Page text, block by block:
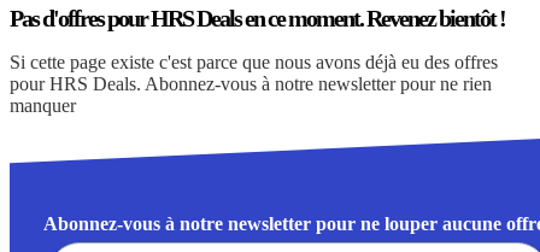
Pas d'offres pour HRS Deals en ce moment. Revenez bientôt !
Si cette page existe c'est parce que nous avons déjà eu des offres
pour HRS Deals. Abonnez-vous à notre newsletter pour ne rien
manquer
Abonnez-vous à notre newsletter pour ne louper aucune